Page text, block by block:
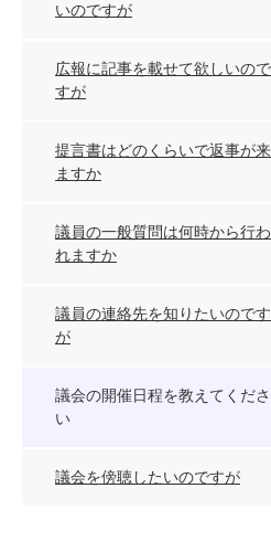
いのですが
広報に記事を載せて欲しいので
すが
提言書はどのくらいで返事が来
ますか
議員の一般質問は何時から行わ
れますか
議員の連絡先を知りたいのです
が
議会の開催日程を教えてくださ
い
議会を傍聴したいのですが